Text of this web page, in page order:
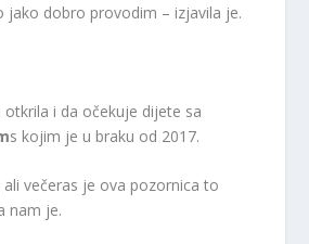
jako dobro provodim – izjavila je.
i da očekuje dijete sa
s kojim je u braku od 2017.
večeras je ova pozornica to
nam je.